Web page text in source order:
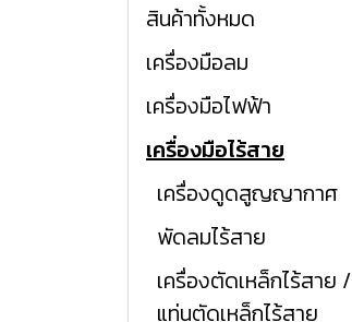
สินค้าทั้งหมด
เครื่องมือลม
ปืนลม
เครื่องมือไฟฟ้า
เลื่อยชักไฟฟ้า
แท่นตัดไฟเบอร์
สว่านไฟฟ้า
สว่านโรตารี่ไฟฟ้า
เครื่องมือไร้สาย
เครื่องดูดสูญญากาศ
พัดลมไร้สาย
เครื่องตัดเหล็กไร้สาย /
แท่นตัดเหล็กไร้สาย